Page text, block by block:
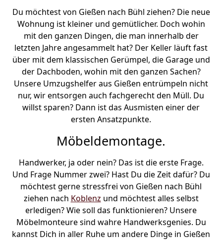
Du möchtest von Gießen nach Bühl ziehen? Die neue
Wohnung ist kleiner und gemütlicher. Doch wohin
mit den ganzen Dingen, die man innerhalb der
letzten Jahre angesammelt hat? Der Keller läuft fast
über mit dem klassischen Gerümpel, die Garage und
der Dachboden, wohin mit den ganzen Sachen?
Unsere Umzugshelfer aus Gießen entrümpeln nicht
nur, wir entsorgen auch fachgerecht den Müll. Du
willst sparen? Dann ist das Ausmisten einer der
ersten Ansatzpunkte.
Möbeldemontage.
Handwerker, ja oder nein? Das ist die erste Frage.
Und Frage Nummer zwei? Hast Du die Zeit dafür? Du
möchtest gerne stressfrei von Gießen nach Bühl
ziehen nach Koblenz und möchtest alles selbst
erledigen? Wie soll das funktionieren? Unsere
Möbelmonteure sind wahre Handwerksgenies. Du
kannst Dich in aller Ruhe um andere Dinge in Gießen